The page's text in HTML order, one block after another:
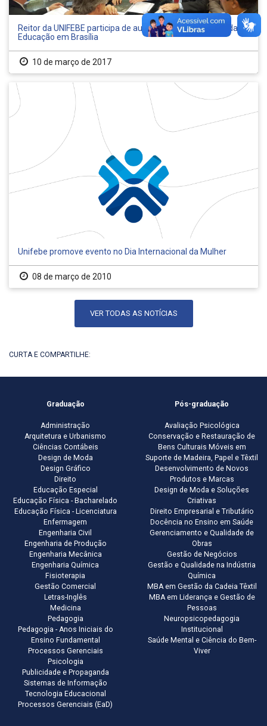
Reitor da UNIFEBE participa de audiência com o Ministro da
Educação em Brasília
10 de março de 2017
Unifebe promove evento no Dia Internacional da Mulher
08 de março de 2010
VER TODAS AS NOTÍCIAS
CURTA E COMPARTILHE:
Graduação
Administração
Arquitetura e Urbanismo
Ciências Contábeis
Design de Moda
Design Gráfico
Direito
Educação Especial
Educação Física - Bacharelado
Educação Física - Licenciatura
Enfermagem
Engenharia Civil
Engenharia de Produção
Engenharia Mecânica
Engenharia Química
Fisioterapia
Gestão Comercial
Letras-Inglês
Medicina
Pedagogia
Pedagogia - Anos Iniciais do
Ensino Fundamental
Processos Gerenciais
Psicologia
Publicidade e Propaganda
Sistemas de Informação
Tecnologia Educacional
Processos Gerenciais (EaD)
Pós-graduação
Avaliação Psicológica
Conservação e Restauração de
Bens Culturais Móveis em
Suporte de Madeira, Papel e Têxtil
Desenvolvimento de Novos
Produtos e Marcas
Design de Moda e Soluções
Criativas
Direito Empresarial e Tributário
Docência no Ensino em Saúde
Gerenciamento e Qualidade de
Obras
Gestão de Negócios
Gestão e Qualidade na Indústria
Química
MBA em Gestão da Cadeia Têxtil
MBA em Liderança e Gestão de
Pessoas
Neuropsicopedagogia
Institucional
Saúde Mental e Ciência do Bem-
Viver